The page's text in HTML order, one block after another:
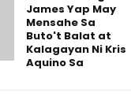
James Yap May
Mensahe Sa
Buto't Balat at
Kalagayan Ni Kris
Aquino Sa